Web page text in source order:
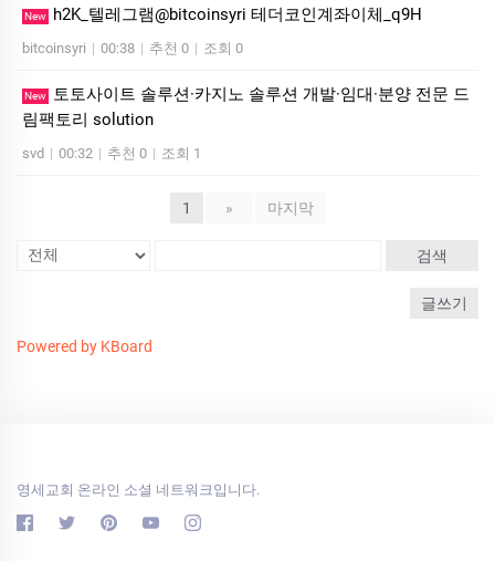
New h2K_텔레그램@bitcoinsyri 테더코인계좌이체_q9H
bitcoinsyri | 00:38 | 추천 0 | 조회 0
New
토토사이트 솔루션·카지노 솔루션 개발·임대·분양 전문 드
림팩토리 solution
svd | 00:32 | 추천 0 | 조회 1
1 » 마지막
검색
글쓰기
Powered by KBoard
영세교회 온라인 소셜 네트워크입니다.